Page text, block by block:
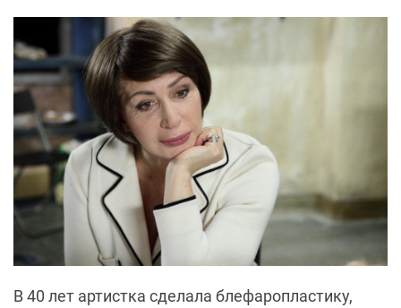
В 40 лет артистка сделала блефаропластику,